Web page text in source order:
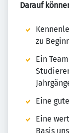
Darauf
zu
Ein
Eine
Eine
Basis